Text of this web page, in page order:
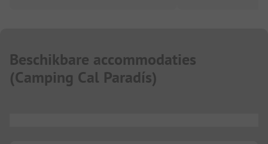
Beschikbare accommodaties
(Camping Cal Paradís)